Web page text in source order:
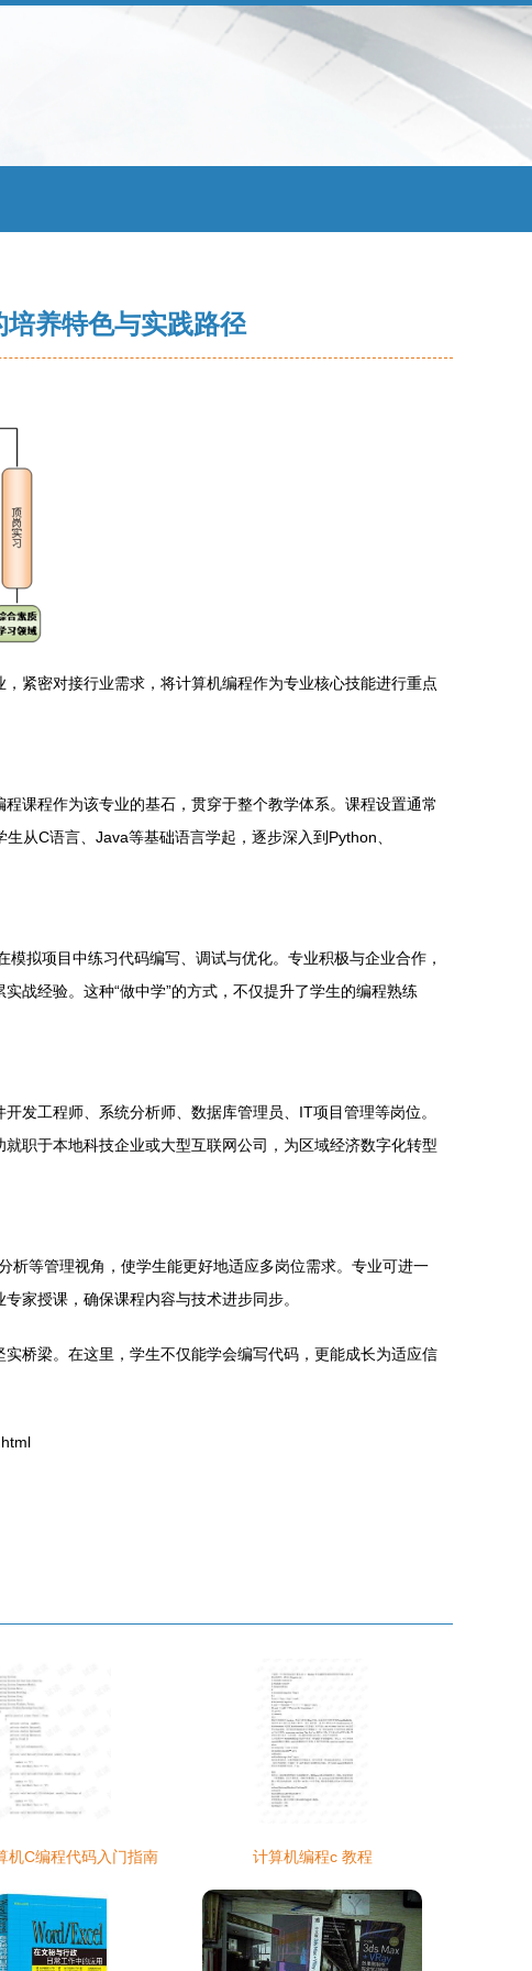
养特色与实践路径
紧密对接行业需求，将计算机编程作为专业核心技能进行重点
课程作为该专业的基石，贯穿于整个教学体系。课程设置通常
从C语言、Java等基础语言学起，逐步深入到Python、
拟项目中练习代码编写、调试与优化。专业积极与企业合作，
战经验。这种“做中学”的方式，不仅提升了学生的编程熟练
发工程师、系统分析师、数据库管理员、IT项目管理等岗位。
职于本地科技企业或大型互联网公司，为区域经济数字化转型
析等管理视角，使学生能更好地适应多岗位需求。专业可进一
家授课，确保课程内容与技术进步同步。
桥梁。在这里，学生不仅能学会编写代码，更能成长为适应信
机C编程代码入门指南 计算机编程c 教程